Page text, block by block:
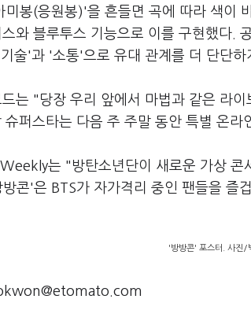
미봉(응원봉)'을 흔들면 곡에 따라 색이
와 블루투스 기능으로 이를 구현했다.
술'과 '소통'으로 유대 관계를 더 단단
는 "당장 우리 앞에서 마법과 같은 라
슈퍼스타는 다음 주 주말 동안 특별 온라
는 "방탄소년단이 새로운 가상 콘
방콘'은 BTS가 자가격리 중인 팬들을 즐
'방방콘' 포스터. 사진/